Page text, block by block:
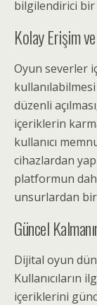
bilgilendirici bir
Kolay Erişim
Oyun severler
düzenli
içeriklerin
kullanıcı
cihazlardan
platformun
unsurlardan
Güncel
Dijital oyun
Kullanıcıların
içeriklerini